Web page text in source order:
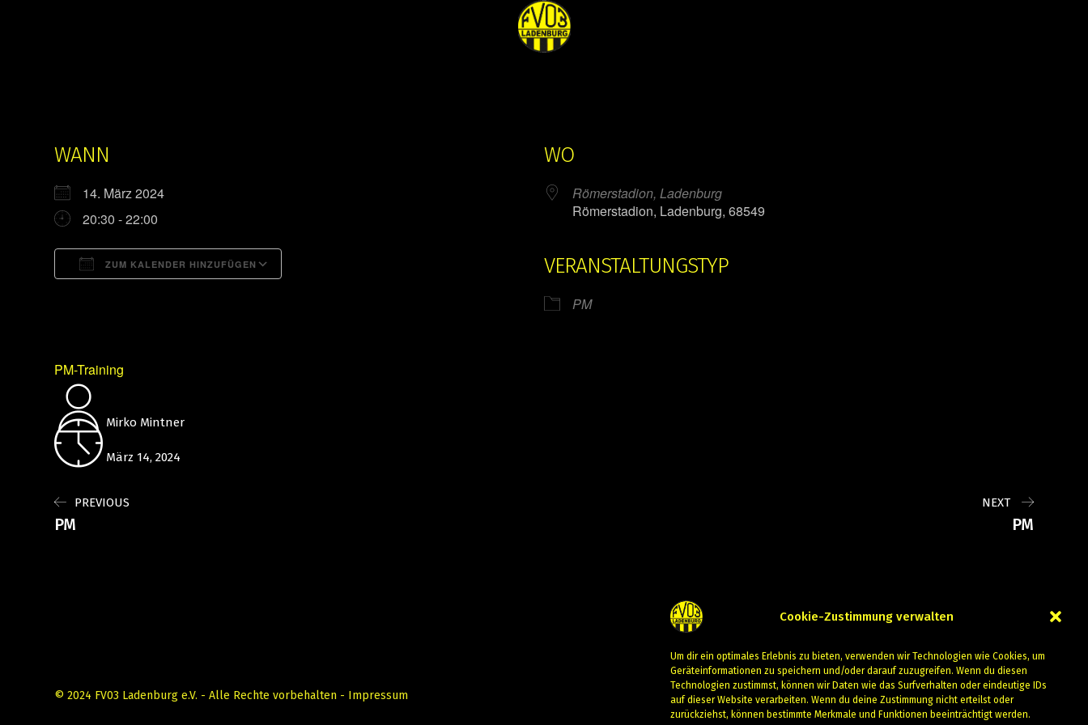
Cookie-Zustimmung verwalten
Um dir ein optimales Erlebnis zu bieten, verwenden wir Technologien wie Cookies, um
Geräteinformationen zu speichern und/oder darauf zuzugreifen. Wenn du diesen
Technologien zustimmst, können wir Daten wie das Surfverhalten oder eindeutige IDs
auf dieser Website verarbeiten. Wenn du deine Zustimmung nicht erteilst oder
zurückziehst, können bestimmte Merkmale und Funktionen beeinträchtigt werden.
WANN
14. März 2024
20:30 - 22:00
ZUM KALENDER HINZUFÜGEN
iCalendar
WO
Römerstadion, Ladenburg
Römerstadion, Ladenburg, 68549
VERANSTALTUNGSTYP
PM
PM-Training
Mirko Mintner
März 14, 2024
PREVIOUS
PM
NEXT
PM
© 2024 FV03 Ladenburg e.V. - Alle Rechte vorbehalten - Impressum